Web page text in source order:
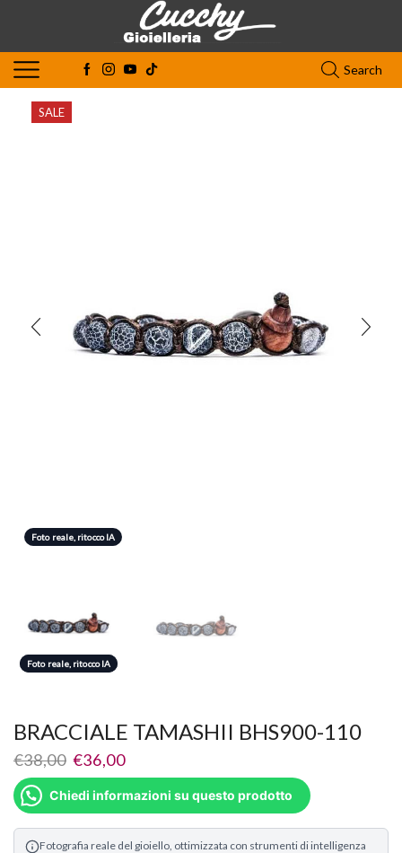
Search
SALE
Foto reale, ritocco IA
Foto reale, ritocco IA
Foto reale, ritocco IA
BRACCIALE TAMASHII BHS900-110
€38,00 €36,00
Chiedi informazioni su questo prodotto
Fotografia reale del gioiello, ottimizzata con strumenti di intelligenza